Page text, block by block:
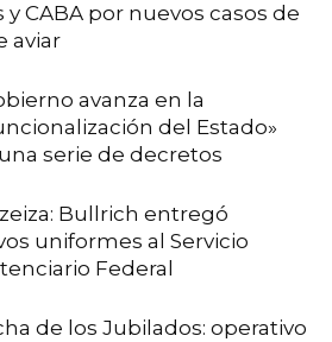
y CABA por nuevos casos de
aviar
avanza en la
del Estado»
serie de decretos
Bullrich entregó
uniformes al Servicio
Federal
de los Jubilados: operativo